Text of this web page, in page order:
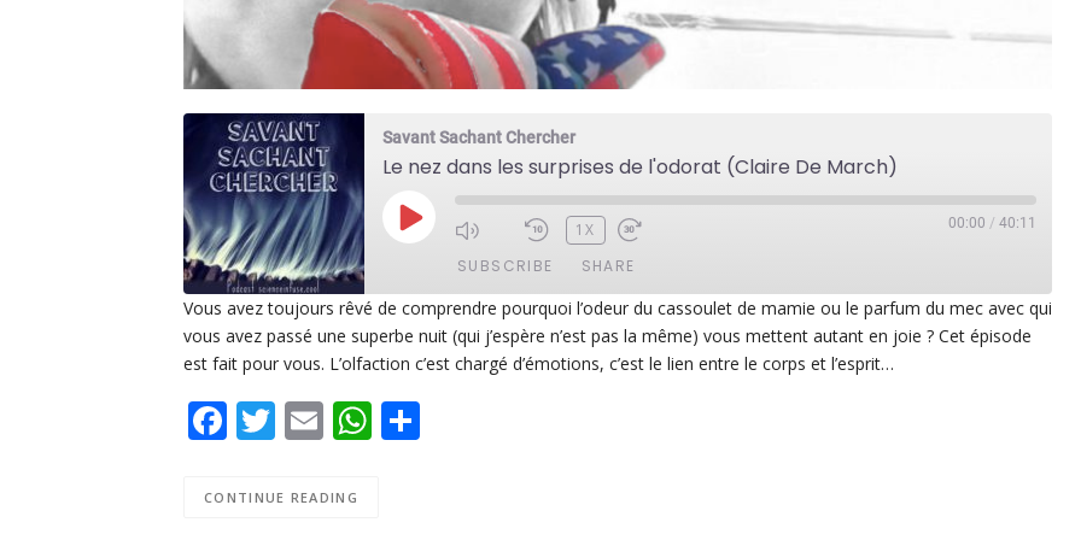
Savant Sachant Chercher
Le nez dans les surprises de l'odorat (Claire De March)
PLAY
1X 00:00 / 40:11
SUBSCRIBE SHARE
Apple Podcasts Deezer Google Play
Spotify
SHARE
EMBED
Vous avez toujours rêvé de comprendre pourquoi l’odeur du cassoulet de mamie ou le parfum du mec avec qui
vous avez passé une superbe nuit (qui j’espère n’est pas la même) vous mettent autant en joie ? Cet épisode
est fait pour vous. L’olfaction c’est chargé d’émotions, c’est le lien entre le corps et l’esprit…
Facebook
Twitter
EmailWhatsApp
CONTINUE READING